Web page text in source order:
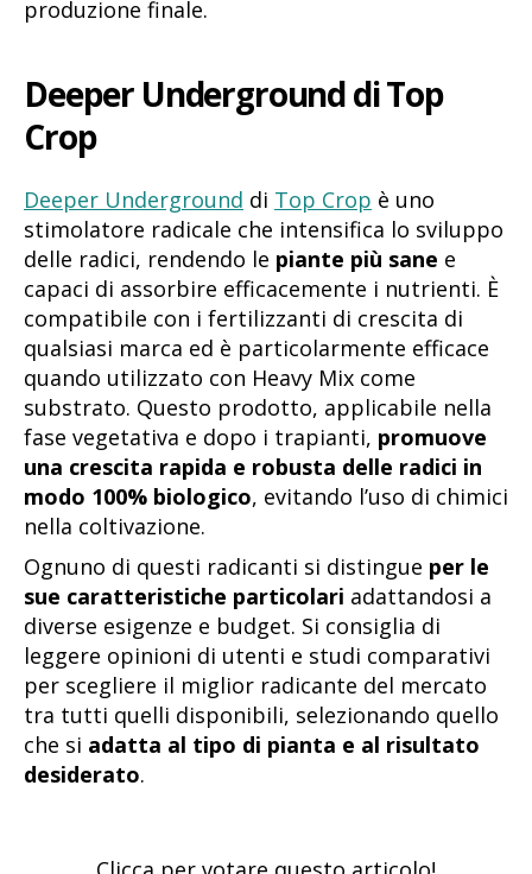
produzione finale.
Deeper Underground di Top
Crop
Deeper Underground di Top Crop è uno
stimolatore radicale che intensifica lo sviluppo
delle radici, rendendo le piante più sane e
capaci di assorbire efficacemente i nutrienti. È
compatibile con i fertilizzanti di crescita di
qualsiasi marca ed è particolarmente efficace
quando utilizzato con Heavy Mix come
substrato. Questo prodotto, applicabile nella
fase vegetativa e dopo i trapianti, promuove
una crescita rapida e robusta delle radici in
modo 100% biologico, evitando l’uso di chimici
nella coltivazione.
Ognuno di questi radicanti si distingue per le
sue caratteristiche particolari adattandosi a
diverse esigenze e budget. Si consiglia di
leggere opinioni di utenti e studi comparativi
per scegliere il miglior radicante del mercato
tra tutti quelli disponibili, selezionando quello
che si adatta al tipo di pianta e al risultato
desiderato.